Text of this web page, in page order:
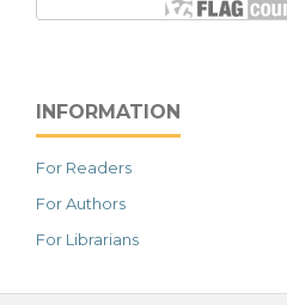
INFORMATION
For Readers
For Authors
For Librarians